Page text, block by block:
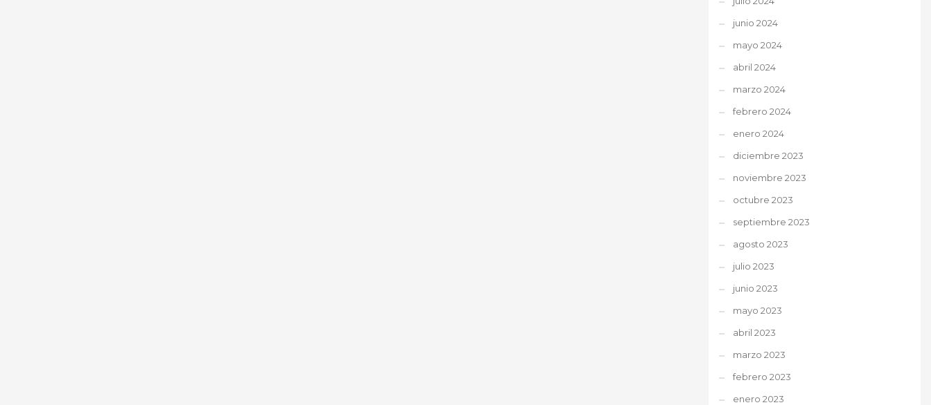
junio 2024
mayo 2024
abril 2024
marzo 2024
febrero 2024
enero 2024
diciembre 2023
noviembre 2023
octubre 2023
septiembre 2023
agosto 2023
julio 2023
junio 2023
mayo 2023
abril 2023
marzo 2023
febrero 2023
enero 2023